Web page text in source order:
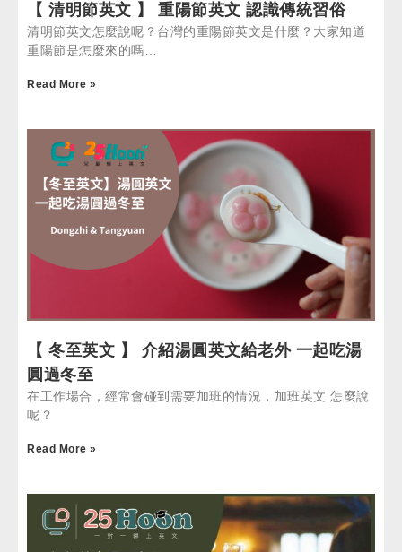
【 清明節英文 】 重陽節英文 認識傳統習俗
清明節英文怎麼說呢？台灣的重陽節英文是什麼？大家知道
重陽節是怎麼來的嗎…
Read More »
【 冬至英文 】 介紹湯圓英文給老外 一起吃湯
圓過冬至
在工作場合，經常會碰到需要加班的情況，加班英文 怎麼說
呢？
Read More »